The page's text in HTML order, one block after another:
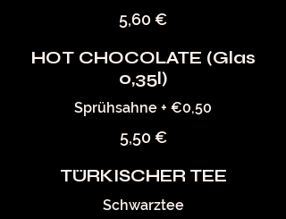
5,60 €
HOT CHOCOLATE (Glas
0,35l)
Sprühsahne + €0,50
5,50 €
TÜRKISCHER TEE
Schwarztee